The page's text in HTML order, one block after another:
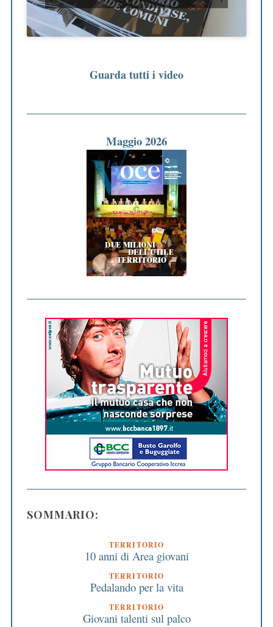
Guarda tutti i video
Maggio 2026
SOMMARIO:
TERRITORIO
10 anni di Area giovani
TERRITORIO
Pedalando per la vita
TERRITORIO
Giovani talenti sul palco